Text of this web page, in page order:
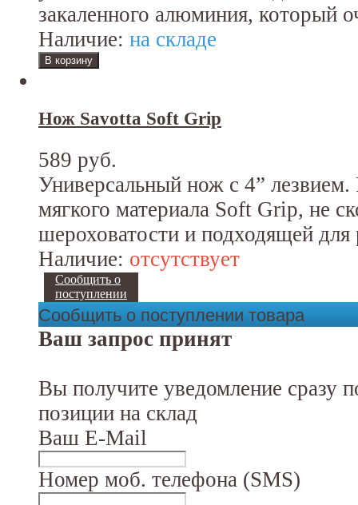
закаленного алюминия, который
Наличие: на складе
Нож Savotta Soft Grip
589 руб.
Универсальный нож с 4” лезвием.
мягкого материала Soft Grip, не
шероховатости и подходящей
Наличие: отсутствует
Сообщить о
поступлении
Сообщить о поступлении товара
Ваш запрос принят
Вы получите уведомление сразу
позиции на склад
Ваш E-Mail
Номер моб. телефона (SMS)